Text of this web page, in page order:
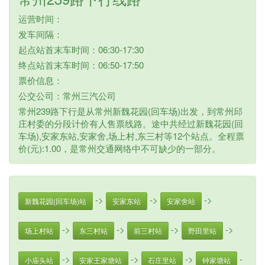
运营时间：
发车间隔：
起点站首末车时间：06:30-17:30
终点站首末车时间：06:50-17:50
票价信息：
公交公司：常州三汽公司
常州239路下行是从常州新魏花园(回车场)出发，到常州邱
庄村委的分段计价有人售票线路。途中共经过新魏花园(回
车场),安家东站,安家舍,场上村,东三村等12个站点。全程票
价(元):1.00，是常州交通网络中不可缺少的一部分。
新魏花园(回车场)站 -> 安家东站 -> 安家舍站 ->
场上村站 -> 东三村站 -> 前三村站 -> 野田里站 ->
小庙头站 -> 安家王家塘站 -> 石庄里站 -> 钟家塘站 -